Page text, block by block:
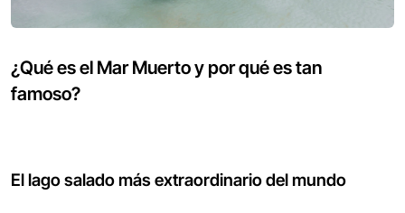
¿Qué es el Mar Muerto y por qué es tan
famoso?
El lago salado más extraordinario del mundo